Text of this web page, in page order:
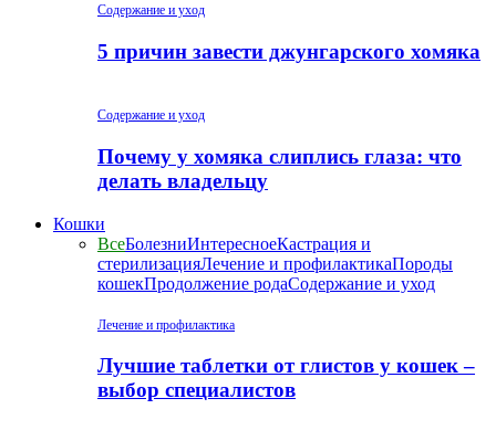
Содержание и уход
5 причин завести джунгарского хомяка
Содержание и уход
Почему у хомяка слиплись глаза: что
делать владельцу
Кошки
ВсеБолезниИнтересноеКастрация и
стерилизацияЛечение и профилактикаПороды
кошекПродолжение родаСодержание и уход
Лечение и профилактика
Лучшие таблетки от глистов у кошек –
выбор специалистов